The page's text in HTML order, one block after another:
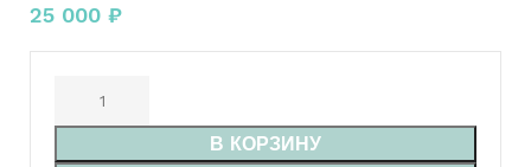
25 000 ₽
В КОРЗИНУ